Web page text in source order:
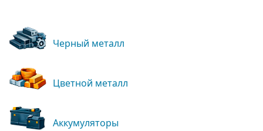
Черный металл
Цветной металл
Аккумуляторы